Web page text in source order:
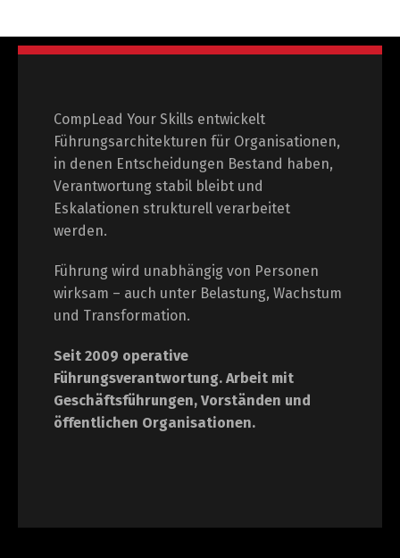
CompLead Your Skills entwickelt
Führungsarchitekturen für Organisationen,
in denen Entscheidungen Bestand haben,
Verantwortung stabil bleibt und
Eskalationen strukturell verarbeitet
werden.
Führung wird unabhängig von Personen
wirksam – auch unter Belastung, Wachstum
und Transformation.
Seit 2009 operative
Führungsverantwortung. Arbeit mit
Geschäftsführungen, Vorständen und
öffentlichen Organisationen.